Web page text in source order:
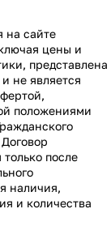
на сайте
цены и
представлена
не является
положениями
после
наличия,
и количества